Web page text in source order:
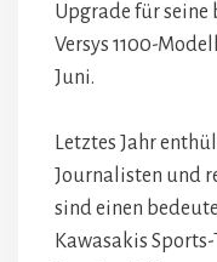
Upgrade für seine
Versys 1100-
Juni.
Letztes Jahr
Journalisten und
sind einen
Kawasakis